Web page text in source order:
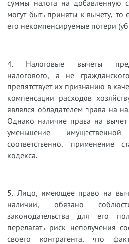
суммы налога на добавленную
могут быть приняты к вычету, то
его некомпенсируемые потери
4. Налоговые вычеты
налогового, а не
препятствует их признанию в
компенсации расходов
являлся обладателем права на
Однако наличие права на вычет
уменьшение
соответственно, применение
кодекса.
5. Лицо, имеющее право на
наличии, обязано
законодательства для его
перелагать риск неполучения
своего контрагента, что